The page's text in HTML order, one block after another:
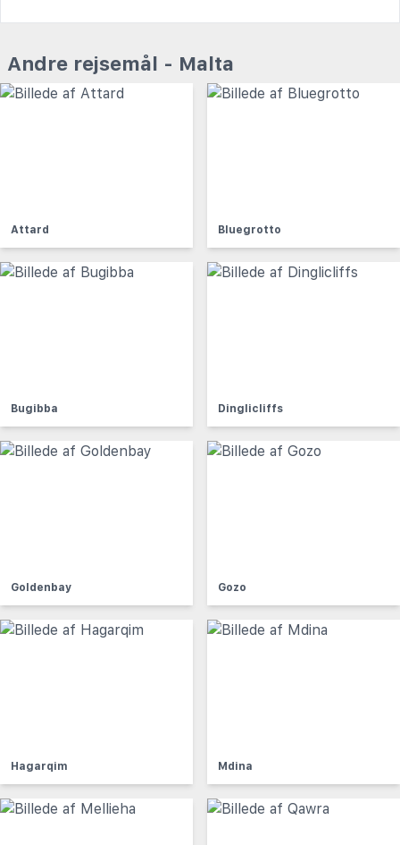
Andre rejsemål - Malta
Attard Bluegrotto
Bugibba Dinglicliffs
Goldenbay Gozo
Hagarqim Mdina